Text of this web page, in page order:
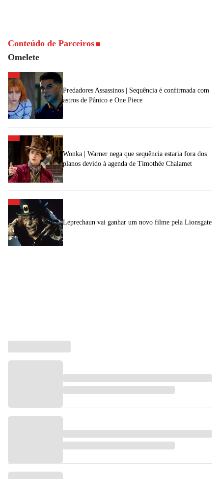
Conteúdo de Parceiros
Omelete
Predadores Assassinos | Sequência é confirmada com
astros de Pânico e One Piece
Wonka | Warner nega que sequência estaria fora dos
planos devido à agenda de Timothée Chalamet
Leprechaun vai ganhar um novo filme pela Lionsgate